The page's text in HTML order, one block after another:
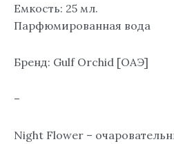
Емкость: 25 мл.
Парфюмированная вода
Бренд: Gulf Orchid [ОАЭ]
–
Night Flower –